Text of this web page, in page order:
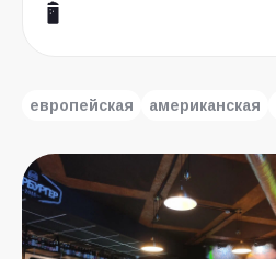
европейская американская